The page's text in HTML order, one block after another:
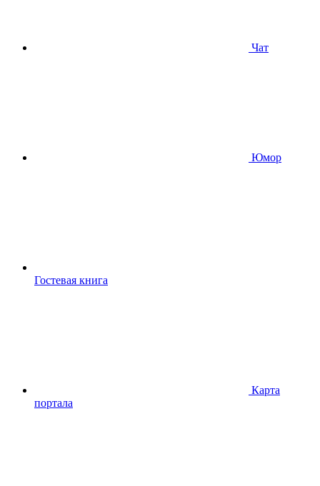
Чат
Юмор
Гостевая книга
Карта
портала